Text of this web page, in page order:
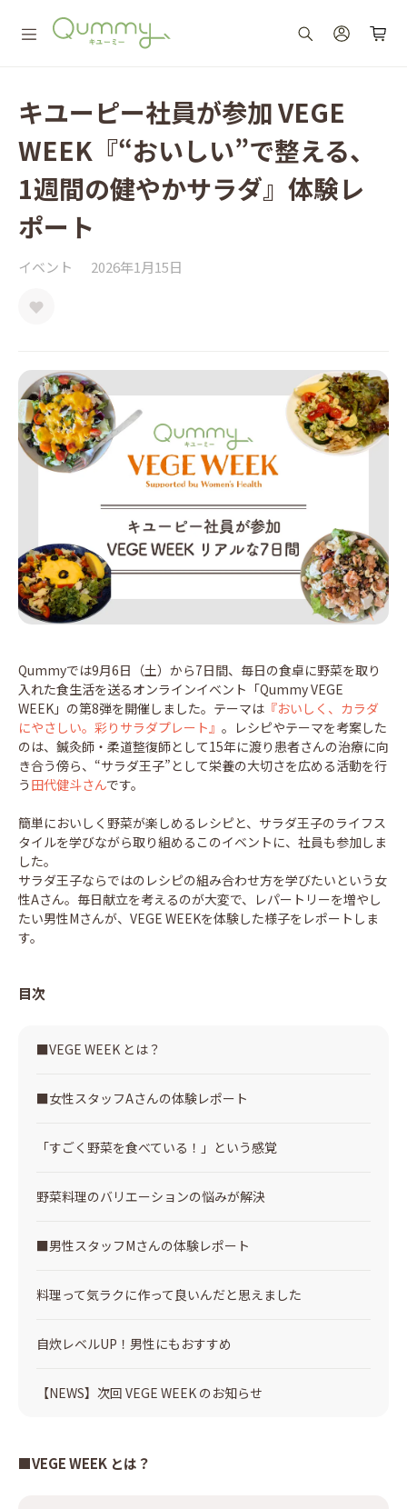
キユーピー社員が参加 VEGE
WEEK『“おいしい”で整える、
1週間の健やかサラダ』体験レ
ポート
イベント 2026年1月15日
Qummyでは9月6日（土）から7日間、毎日の食卓に野菜を取り
入れた食生活を送るオンラインイベント「Qummy VEGE
WEEK」の第8弾を開催しました。テーマは 『おいしく、カラダ
にやさしい。彩りサラダプレート』 。レシピやテーマを考案した
のは、鍼灸師・柔道整復師として15年に渡り患者さんの治療に向
き合う傍ら、“サラダ王子”として栄養の大切さを広める活動を行
う 田代健斗さんです。
簡単においしく野菜が楽しめるレシピと、サラダ王子のライフス
タイルを学びながら取り組めるこのイベントに、社員も参加しま
した。
サラダ王子ならではのレシピの組み合わせ方を学びたいという女
性Aさん。毎日献立を考えるのが大変で、レパートリーを増やし
たい男性Mさんが、VEGE WEEKを体験した様子をレポートしま
す。
目次
■VEGE WEEK とは？
■女性スタッフAさんの体験レポート
「すごく野菜を食べている！」という感覚
野菜料理のバリエーションの悩みが解決
■男性スタッフMさんの体験レポート
料理って気ラクに作って良いんだと思えました
自炊レベルUP！男性にもおすすめ
【NEWS】次回 VEGE WEEK のお知らせ
■VEGE WEEK とは？